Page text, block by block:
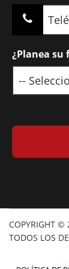
Teléfono
(Required)
¿Planea su
COPYRIGHT ©
TODOS LOS